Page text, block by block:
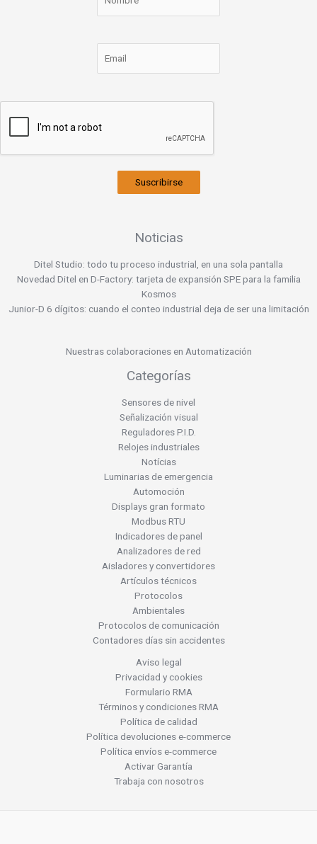
Suscribirse
Noticias
Ditel Studio: todo tu proceso industrial, en una sola pantalla
Novedad Ditel en D-Factory: tarjeta de expansión SPE para la familia
Kosmos
Junior-D 6 dígitos: cuando el conteo industrial deja de ser una limitación
Nuestras colaboraciones en Automatización
Categorías
Sensores de nivel
Señalización visual
Reguladores P.I.D.
Relojes industriales
Notícias
Luminarias de emergencia
Automoción
Displays gran formato
Modbus RTU
Indicadores de panel
Analizadores de red
Aisladores y convertidores
Artículos técnicos
Protocolos
Ambientales
Protocolos de comunicación
Contadores días sin accidentes
Aviso legal
Privacidad y cookies
Formulario RMA
Términos y condiciones RMA
Política de calidad
Política devoluciones e-commerce
Política envíos e-commerce
Activar Garantía
Trabaja con nosotros